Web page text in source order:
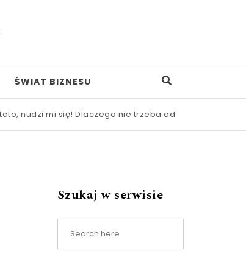
ŚWIAT BIZNESU
nudzi mi się! Dlaczego nie trzeba od razu ratować
Szukaj w serwisie